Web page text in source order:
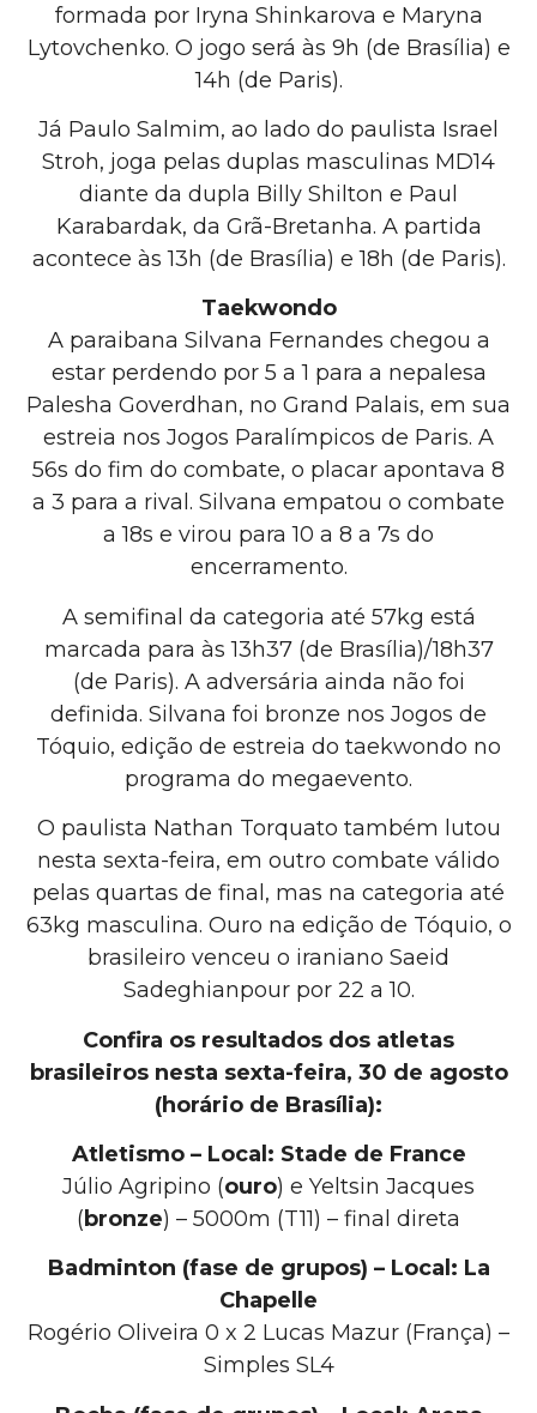
formada por Iryna Shinkarova e Maryna
Lytovchenko. O jogo será às 9h (de Brasília) e
14h (de Paris).
Já Paulo Salmim, ao lado do paulista Israel
Stroh, joga pelas duplas masculinas MD14
diante da dupla Billy Shilton e Paul
Karabardak, da Grã-Bretanha. A partida
acontece às 13h (de Brasília) e 18h (de Paris).
Taekwondo
A paraibana Silvana Fernandes chegou a
estar perdendo por 5 a 1 para a nepalesa
Palesha Goverdhan, no Grand Palais, em sua
estreia nos Jogos Paralímpicos de Paris. A
56s do fim do combate, o placar apontava 8
a 3 para a rival. Silvana empatou o combate
a 18s e virou para 10 a 8 a 7s do
encerramento.
A semifinal da categoria até 57kg está
marcada para às 13h37 (de Brasília)/18h37
(de Paris). A adversária ainda não foi
definida. Silvana foi bronze nos Jogos de
Tóquio, edição de estreia do taekwondo no
programa do megaevento.
O paulista Nathan Torquato também lutou
nesta sexta-feira, em outro combate válido
pelas quartas de final, mas na categoria até
63kg masculina. Ouro na edição de Tóquio, o
brasileiro venceu o iraniano Saeid
Sadeghianpour por 22 a 10.
Confira os resultados dos atletas
brasileiros nesta sexta-feira, 30 de agosto
(horário de Brasília):
Atletismo – Local: Stade de France
Júlio Agripino (ouro) e Yeltsin Jacques
(bronze) – 5000m (T11) – final direta
Badminton (fase de grupos) – Local: La
Chapelle
Rogério Oliveira 0 x 2 Lucas Mazur (França) –
Simples SL4